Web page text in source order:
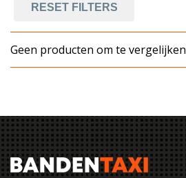
RESET FILTERS
Geen producten om te vergelijken